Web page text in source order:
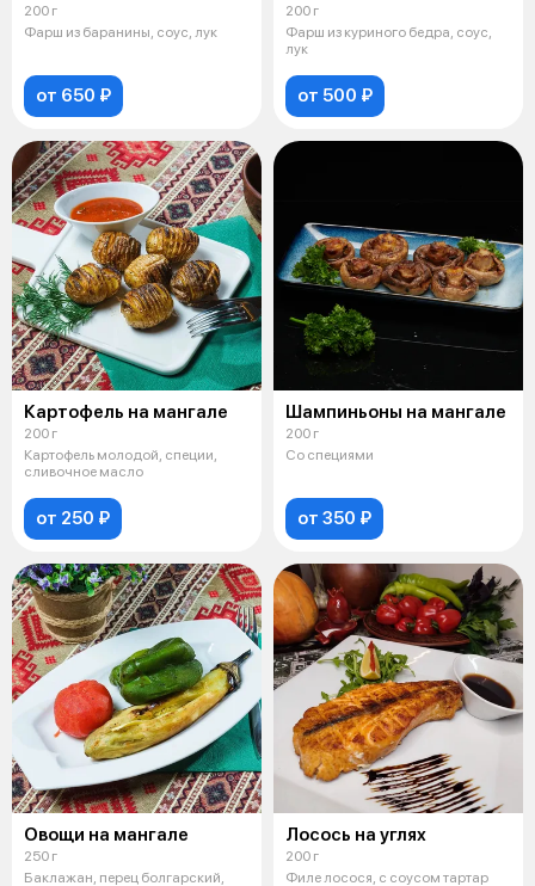
200 г
Фарш из баранины, соус, лук
от 650 ₽
200 г
Фарш из куриного бедра, соус,
лук
от 500 ₽
Картофель на мангале
200 г
Картофель молодой, специи,
сливочное масло
от 250 ₽
Шампиньоны на мангале
200 г
Со специями
от 350 ₽
Овощи на мангале
250 г
Баклажан, перец болгарский,
Лосось на углях
200 г
Филе лосося, с соусом тартар